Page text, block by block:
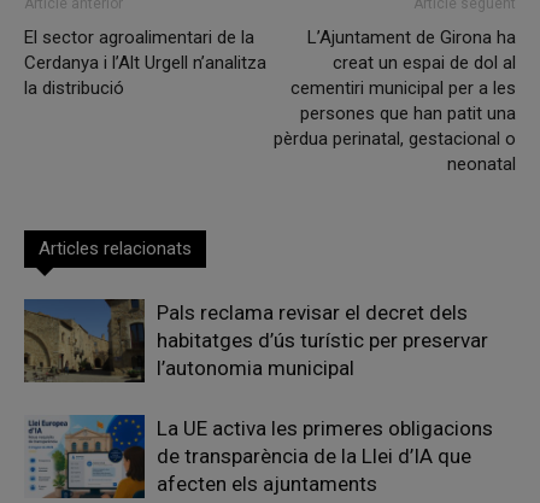
Article anterior
El sector agroalimentari de la
Cerdanya i l’Alt Urgell n’analitza
la distribució
Article següent
L’Ajuntament de Girona ha
creat un espai de dol al
cementiri municipal per a les
persones que han patit una
pèrdua perinatal, gestacional o
neonatal
Articles relacionats
Pals reclama revisar el decret dels
habitatges d’ús turístic per preservar
l’autonomia municipal
La UE activa les primeres obligacions
de transparència de la Llei d’IA que
afecten els ajuntaments